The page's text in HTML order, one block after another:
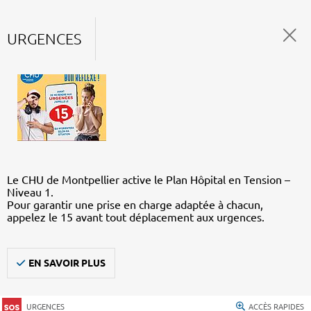
URGENCES
Le CHU de Montpellier active le Plan Hôpital en Tension –
Niveau 1.
Pour garantir une prise en charge adaptée à chacun,
appelez le 15 avant tout déplacement aux urgences.
EN SAVOIR PLUS
URGENCES ACCÈS RAPIDES